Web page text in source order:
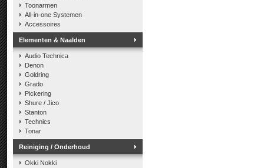
Toonarmen
All-in-one Systemen
Accessoires
Elementen & Naalden
Audio Technica
Denon
Goldring
Grado
Pickering
Shure / Jico
Stanton
Technics
Tonar
Reiniging / Onderhoud
Okki Nokki